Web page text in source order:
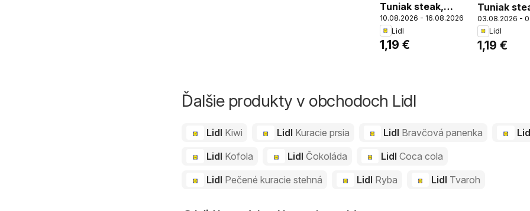
Tuniak steak,
Tuniak steak 185
g v slnečnicovom
oleji
10.08.2026 - 16.08.2026
Lidl
1,19 €
Tuniak
g v
oleji
03.08.2026 -
Lidl
1,19 €
Ďalšie produkty v obchodoch Lidl
Lidl Kiwi Lidl Kuracie prsia Lidl Bravčová panenka
Lidl Kofola Lidl Čokoláda LidlCoca cola
Lidl Pečené kuracie stehná Lidl Ryba Lidl Tvaroh